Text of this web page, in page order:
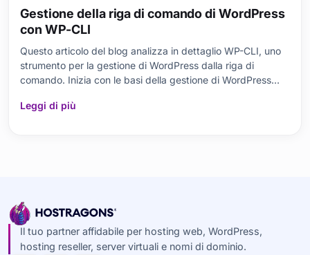
Gestione della riga di comando di WordPress
con WP-CLI
Questo articolo del blog analizza in dettaglio WP-CLI, uno
strumento per la gestione di WordPress dalla riga di
comando. Inizia con le basi della gestione di WordPress
considerazioni chiave e i comandi di base. Spiega inoltre in
Leggi di più
Il tuo partner affidabile per hosting web, WordPress,
hosting reseller, server virtuali e nomi di dominio.